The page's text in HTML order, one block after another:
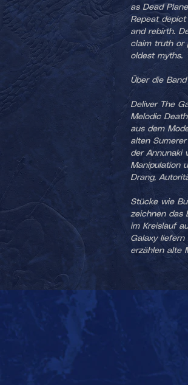
as Dead
Repeat
and rebirth.
claim truth or
oldest myths.
Über die Band
Deliver The
Melodic
aus dem
alten
der Annunaki
Manipulation
Drang,
Stücke wie
zeichnen das
im Kreislauf
Galaxy liefern
erzählen alte